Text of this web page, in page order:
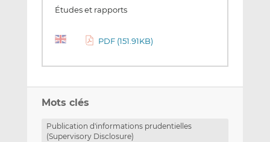
Études et rapports
PDF (151.91KB)
Mots clés
Publication d'informations prudentielles
(Supervisory Disclosure)